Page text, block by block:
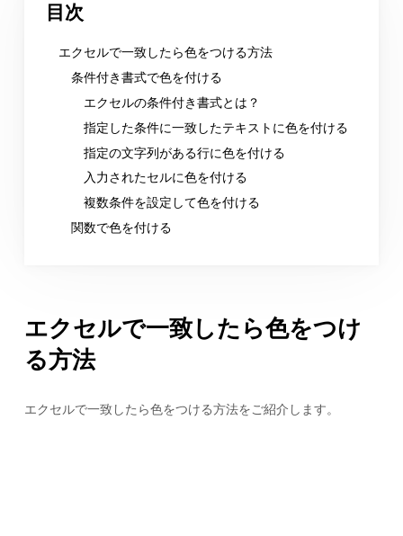
目次
エクセルで一致したら色をつける方法
条件付き書式で色を付ける
エクセルの条件付き書式とは？
指定した条件に一致したテキストに色を付ける
指定の文字列がある行に色を付ける
入力されたセルに色を付ける
複数条件を設定して色を付ける
関数で色を付ける
エクセルで一致したら色をつけ
る方法
エクセルで一致したら色をつける方法をご紹介します。